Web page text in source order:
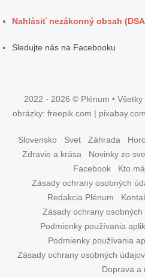
Nahlásiť nezákonný obsah
Sledujte nás na Facebooku
2022 - 2026 © Plénum •
obrázky: freepik.com |
Slovensko Svet Záhrada
Zdravie a krása
Novinky zo
Facebook
Kto
Zásady ochrany osobných
Redakcia Plénum
Zásady ochrany
Podmienky používania
Podmienky používania
Zásady ochrany osobných
Doprava a